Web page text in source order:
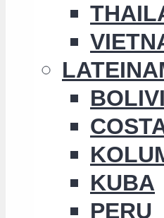
KUBA
PERU